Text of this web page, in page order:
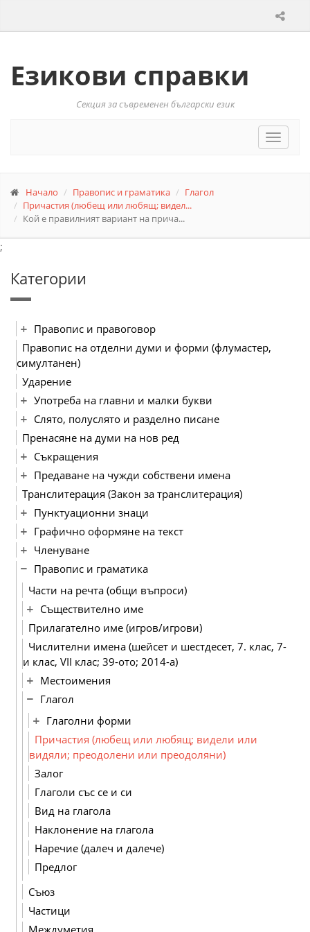
Езикови справки
Секция за съвременен български език
Toggle
Начало Правопис и граматика
Глагол
Причастия (любещ или любящ; видел...
Кой е правилният вариант на прича...
;
Категории
Правопис и правоговор
Правопис на отделни думи и форми (флумастер,
симултанен)
Ударение
Употреба на главни и малки букви
Слято, полуслято и разделно писане
Пренасяне на думи на нов ред
Съкращения
Предаване на чужди собствени имена
Транслитерация (Закон за транслитерация)
Пунктуационни знаци
Графично оформяне на текст
Членуване
Правопис и граматика
Части на речта (общи въпроси)
Съществително име
Прилагателно име (игров/игрови)
Числителни имена (шейсет и шестдесет, 7. клас, 7-
и клас, VІІ клас; 39-ото; 2014-а)
Местоимения
Глагол
Глаголни форми
Причастия (любещ или любящ; видели или
видяли; преодолени или преодоляни)
Залог
Глаголи със се и си
Вид на глагола
Наклонение на глагола
Наречие (далеч и далече)
Предлог
Съюз
Частици
Междуметия